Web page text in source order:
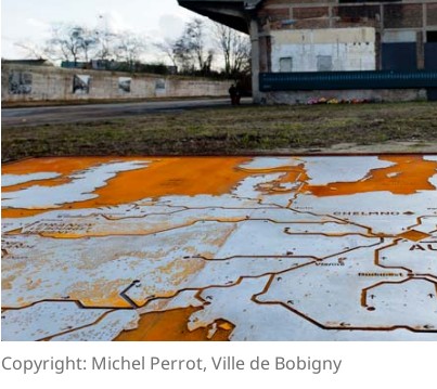
Copyright: Michel Perrot, Ville de Bobigny